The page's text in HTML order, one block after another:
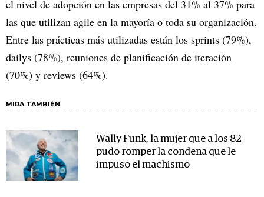
el nivel de adopción en las empresas del 31% al 37% para
las que utilizan agile en la mayoría o toda su organización.
Entre las prácticas más utilizadas están los sprints (79%),
dailys (78%), reuniones de planificación de iteración
(70%) y reviews (64%).
MIRA TAMBIÉN
Wally Funk, la mujer que a los 82
pudo romper la condena que le
impuso el machismo